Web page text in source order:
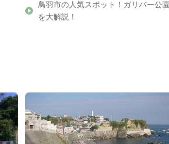
鳥羽市の人気スポット！ガリバー公園
を大解説！